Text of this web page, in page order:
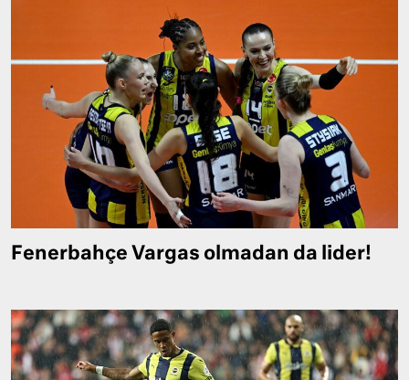
Fenerbahçe Vargas olmadan da lider!